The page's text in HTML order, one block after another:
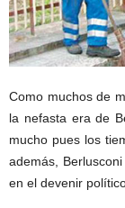
Como muchos de
la nefasta era de
mucho pues los
además,
en el devenir